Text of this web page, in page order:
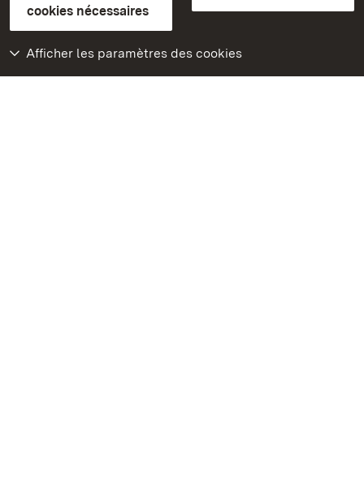
cookies nécessaires
Afficher les paramètres des cookies
Accueil
Monuments
Rendez-nous visite